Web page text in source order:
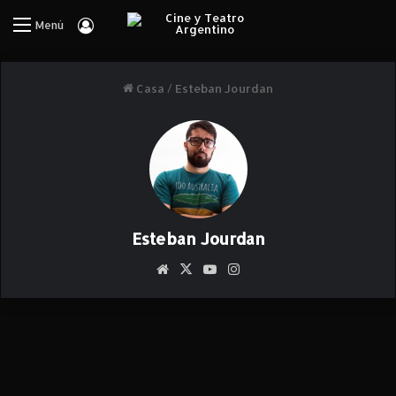
Menú Iniciar Sesión
Casa / Esteban Jourdan
Esteban Jourdan
Siti
X
Yo